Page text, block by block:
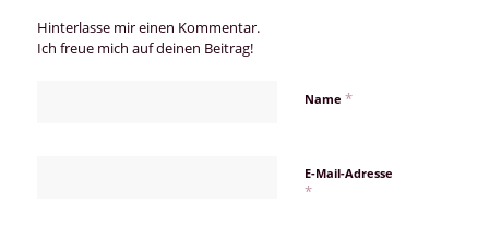
Hinterlasse mir einen Kommentar.
Ich freue mich auf deinen Beitrag!
Name *
E-Mail-Adresse
*